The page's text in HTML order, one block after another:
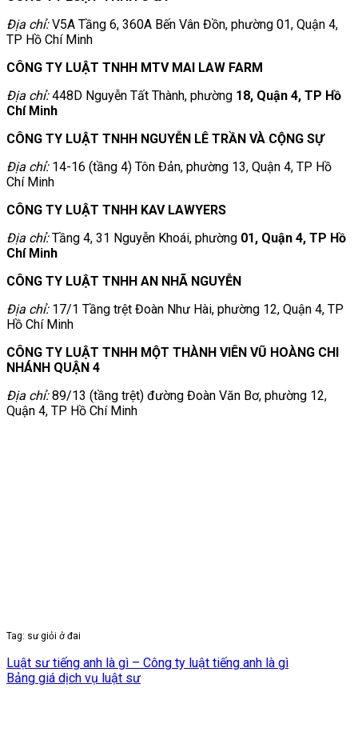
Địa chỉ:V5A Tầng 6, 360A Bến Vân Đồn, phường 01, Quận 4,
TP Hồ Chí Minh
CÔNG TY LUẬT TNHH MTV MAI LAW FARM
Địa chỉ:448D Nguyễn Tất Thành, phường 18, Quận 4, TP Hồ
Chí Minh
CÔNG TY LUẬT TNHH NGUYỄN LÊ TRẦN VÀ CỘNG SỰ
Địa chỉ:14-16 (tầng 4) Tôn Đản, phường 13, Quận 4, TP Hồ
Chí Minh
CÔNG TY LUẬT TNHH KAV LAWYERS
Địa chỉ:Tầng 4, 31 Nguyễn Khoái, phường 01, Quận 4, TP Hồ
Chí Minh
CÔNG TY LUẬT TNHH AN NHÃ NGUYỄN
Địa chỉ:17/1 Tầng trệt Đoàn Như Hài, phường 12, Quận 4, TP
Hồ Chí Minh
CÔNG TY LUẬT TNHH MỘT THÀNH VIÊN VŨ HOÀNG CHI
NHÁNH QUẬN 4
Địa chỉ:89/13 (tầng trệt) đường Đoàn Văn Bơ, phường 12,
Quận 4, TP Hồ Chí Minh
Tag: sư giỏi ở đai
Luật sư tiếng anh là gì – Công ty luật tiếng anh là gì
Bảng giá dịch vụ luật sư